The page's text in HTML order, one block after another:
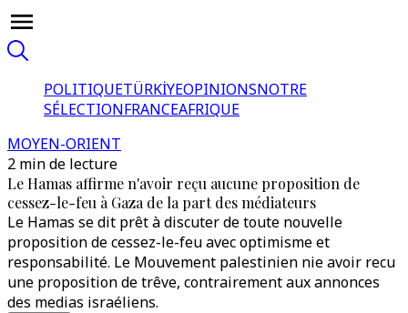
POLITIQUETÜRKİYEOPINIONSNOTRE
SÉLECTIONFRANCEAFRIQUE
MOYEN-ORIENT
2 min de lecture
Le Hamas affirme n'avoir reçu aucune proposition de
cessez-le-feu à Gaza de la part des médiateurs
Le Hamas se dit prêt à discuter de toute nouvelle
proposition de cessez-le-feu avec optimisme et
responsabilité. Le Mouvement palestinien nie avoir recu
une proposition de trêve, contrairement aux annonces
des medias israéliens.